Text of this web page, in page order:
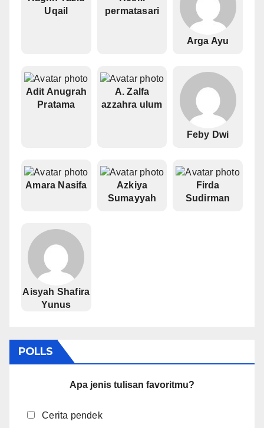
Uqail
permatasari
Arga Ayu
Adit Anugrah
Pratama
A. Zalfa
azzahra ulum
Feby Dwi
Amara Nasifa
Azkiya
Sumayyah
Firda
Sudirman
Aisyah Shafira
Yunus
POLLS
Apa jenis tulisan favoritmu?
Cerita pendek